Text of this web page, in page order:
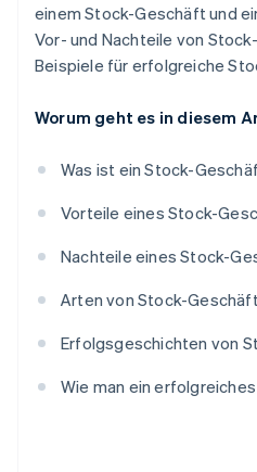
einem Stock-Geschäft und
Vor- und Nachteile von
Beispiele für erfolgreiche
Worum geht es in diesem
Was ist ein Stock-
Vorteile eines Stock-
Nachteile eines Stock-
Arten von Stock-
Erfolgsgeschichten von
Wie man ein